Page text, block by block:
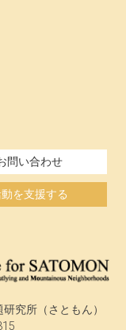
問い合わせ
を支援する
究所（さともん）